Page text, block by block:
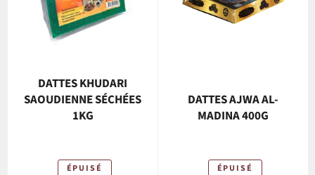
DATTES KHUDARI
SAOUDIENNE SÉCHÉES
1KG
ÉPUISÉ
DATTES AJWA AL-
MADINA 400G
ÉPUISÉ